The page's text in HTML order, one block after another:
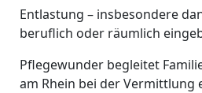
Entlastung – insbesondere
beruflich oder räumlich
Pflegewunder begleitet
am Rhein bei der Vermittlung